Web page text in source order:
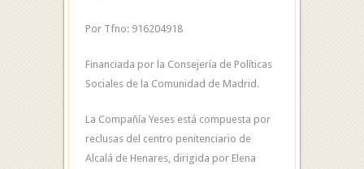
Por Tfno: 916204918
Financiada por la Consejería de Políticas
Sociales de la Comunidad de Madrid.
La Compañía Yeses está compuesta por
reclusas del centro penitenciario de
Alcalá de Henares, dirigida por Elena